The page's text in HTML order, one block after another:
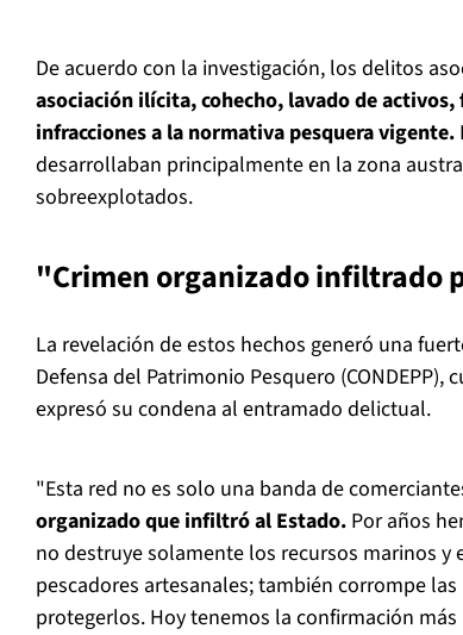
De acuerdo con la investigación, los delitos
asociación ilícita, cohecho, lavado de
infracciones a la normativa pesquera vigente.
desarrollaban principalmente en la zona
sobreexplotados.
"Crimen organizado infiltrado
La revelación de estos hechos generó una
Defensa del Patrimonio Pesquero (CONDEPP),
expresó su condena al entramado delictual.
"Esta red no es solo una banda de
organizado que infiltró al Estado. Por años
no destruye solamente los recursos marinos y
pescadores artesanales; también corrompe
protegerlos. Hoy tenemos la confirmación